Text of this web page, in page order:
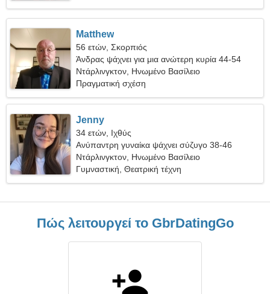
Matthew
56 ετών, Σκορπιός
Άνδρας ψάχνει για μια ανώτερη κυρία 44-54
Ντάρλινγκτον, Ηνωμένο Βασίλειο
Πραγματική σχέση
Jenny
34 ετών, Ιχθύς
Ανύπαντρη γυναίκα ψάχνει σύζυγο 38-46
Ντάρλινγκτον, Ηνωμένο Βασίλειο
Γυμναστική, Θεατρική τέχνη
Πώς λειτουργεί το GbrDatingGo